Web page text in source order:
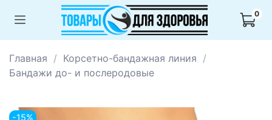
0
Главная
Корсетно-бандажная линия
Бандажи до- и послеродовые
-15%